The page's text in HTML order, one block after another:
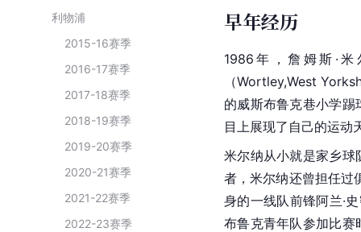
利物浦
2015-16赛季
2016-17赛季
2017-18赛季
2018-19赛季
2019-20赛季
2020-21赛季
2021-22赛季
2022-23赛季
早年经历
1986年，詹姆斯·
（Wortley,West
的威斯布鲁克巷小学
目上展现了自己的运动
米尔纳从小就是家乡球
者，米尔纳还曾担任过
身的一线队前锋阿兰·
布鲁克青年队参加比